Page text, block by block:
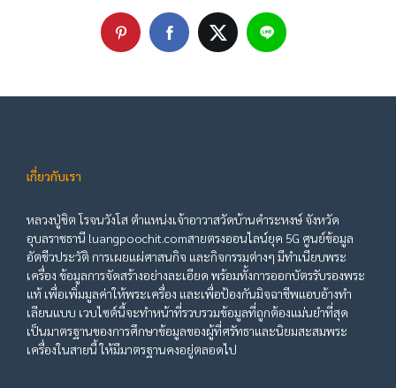
เกี่ยวกับเรา
หลวงปู่ชิต โรจนวังโส ตำแหน่งเจ้าอาวาสวัดบ้านคำระหงษ์ จังหวัด
อุบลราชธานี luangpoochit.comสายตรงออนไลน์ยุค 5G ศูนย์ข้อมูล
อัตชีวประวัติ การเผยแผ่ศาสนกิจ และกิจกรรมต่างๆ มีทำเนียบพระ
เครื่อง ข้อมูลการจัดสร้างอย่างละเอียด พร้อมทั้งการออกบัตรรับรองพระ
แท้ เพื่อเพิ่มมูลค่าให้พระเครื่อง และเพื่อป้องกันมิจฉาชีพแอบอ้างทำ
เลียนแบบ เวบไซต์นี้จะทำหน้าที่รวบรวมข้อมูลที่ถูกต้องแม่นยำที่สุด
เป็นมาตรฐานของการศึกษาข้อมูลของผู้ที่ศรัทธาและนิยมสะสมพระ
เครื่องในสายนี้ ให้มีมาตรฐานคงอยู่ตลอดไป